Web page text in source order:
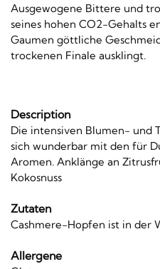
Ausgewogene Bittere und
seines hohen CO2-Gehalts
Gaumen göttliche
trockenen Finale ausklingt.
Description
Die intensiven Blumen- und
sich wunderbar mit den für
Aromen. Anklänge an
Kokosnuss
Zutaten
Cashmere-Hopfen ist in der
Allergene